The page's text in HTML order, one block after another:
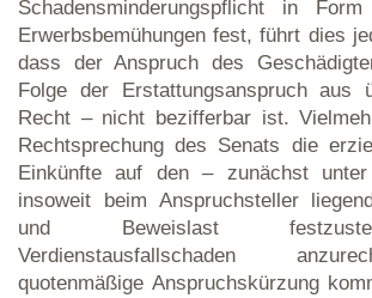
Schadensminderungspflicht in Form
Erwerbsbemühungen fest, führt dies
dass der Anspruch des
Folge der Erstattungsanspruch aus
Recht – nicht bezifferbar ist.
Rechtsprechung des Senats die
Einkünfte auf den – zunächst
insoweit beim Anspruchsteller
und Beweislast
Verdienstausfallschaden
quotenmäßige Anspruchskürzung